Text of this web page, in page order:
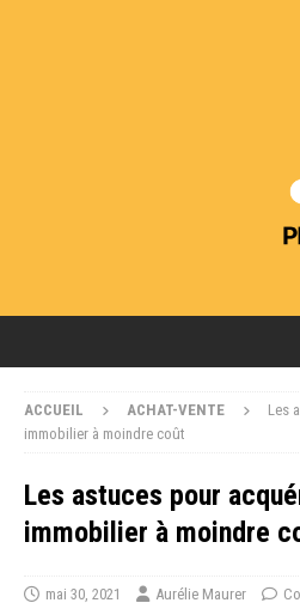
ACCUEIL ACHAT-VENTE
Les
immobilier à moindre coût
Les astuces pour
immobilier à moindre
mai 30, 2021 Aurélie Maurer